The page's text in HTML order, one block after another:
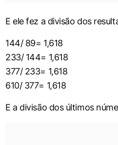
E ele fez a divisão dos
144/ 89= 1,618
233/ 144= 1,618
377/ 233= 1,618
610/ 377= 1,618
E a divisão dos últimos